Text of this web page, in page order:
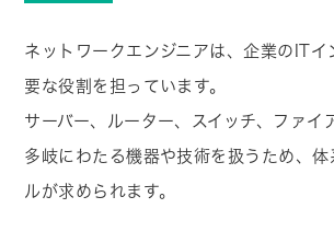
ネットワークエンジニアは、企業のITイ
要な役割を担っています。
サーバー、ルーター、スイッチ、ファイ
多岐にわたる機器や技術を扱うため、
ルが求められます。